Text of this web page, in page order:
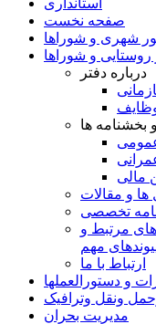
استانداری
صفحه نخست
شهری و شوراها
روستایی و شوراها
درباره دفتر
بخشنامه ها
مالی
ها و مقالات
تخصصی
های مرتبط و
مهم
ارتباط با ما
و دستورالعملها
ونقل وترافيک
مدیریت بحران